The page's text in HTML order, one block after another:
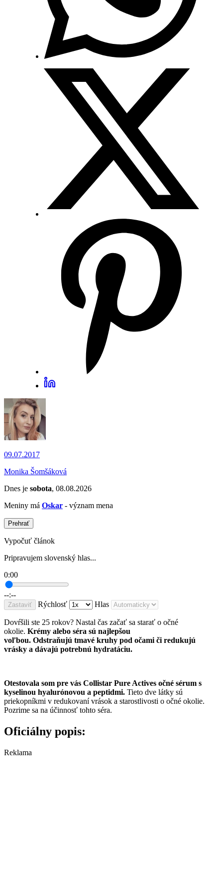
09.07.2017
Monika Šomšáková
Dnes je sobota, 08.08.2026
Meniny má Oskar - význam mena
Prehrať
Vypočuť článok
Pripravujem slovenský hlas...
0:00
--:--
Zastaviť Rýchlosť Hlas
Dovŕšili ste 25 rokov? Nastal čas začať sa starať o očné
okolie. Krémy alebo séra sú najlepšou
voľbou. Odstraňujú tmavé kruhy pod očami či redukujú
vrásky a dávajú potrebnú hydratáciu.
Otestovala som pre vás Collistar Pure Actives očné sérum s
kyselinou hyalurónovou a peptidmi. Tieto dve látky sú
priekopníkmi v redukovaní vrások a starostlivosti o očné okolie.
Pozrime sa na účinnosť tohto séra.
Oficiálny popis:
Reklama